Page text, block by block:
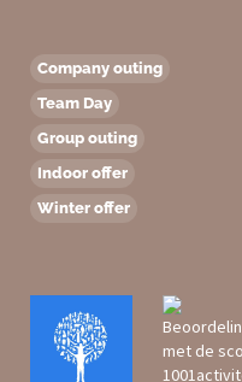
Company outing
Team Day
Group outing
Indoor offer
Winter offer